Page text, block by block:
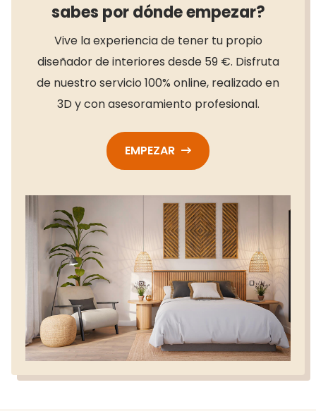
sabes por dónde empezar?
Vive la experiencia de tener tu propio
diseñador de interiores desde 59 €. Disfruta
de nuestro servicio 100% online, realizado en
3D y con asesoramiento profesional.
EMPEZAR